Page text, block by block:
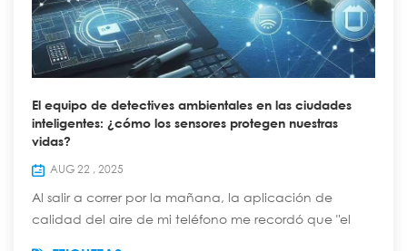
El equipo de detectives ambientales en las ciudades
inteligentes: ¿cómo los sensores protegen nuestras
vidas?
AUG 22 , 2025
Al salir a correr por la mañana, la aplicación de
calidad del aire de mi teléfono me recordó que "el